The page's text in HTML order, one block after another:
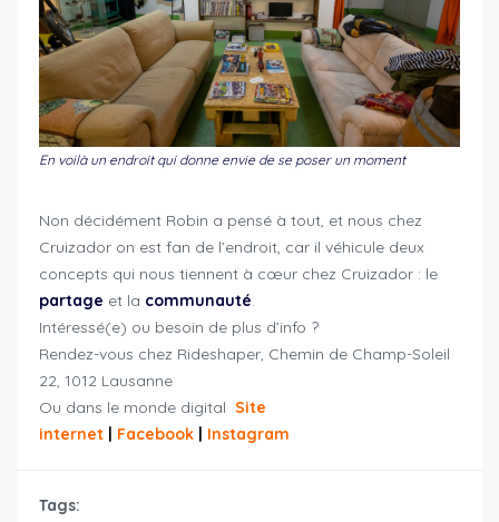
En voilà un endroit qui donne envie de se poser un moment
Non décidément Robin a pensé à tout, et nous chez
Cruizador on est fan de l’endroit, car il véhicule deux
concepts qui nous tiennent à cœur chez Cruizador : le
partage et la communauté.
Intéressé(e) ou besoin de plus d’info ?
Rendez-vous chez Rideshaper, Chemin de Champ-Soleil
22, 1012 Lausanne
Ou dans le monde digital Site
internet | Facebook | Instagram
Tags: